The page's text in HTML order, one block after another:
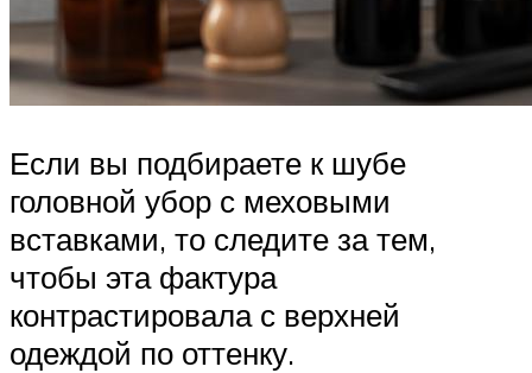
Если вы подбираете к шубе
головной убор с меховыми
вставками, то следите за тем,
чтобы эта фактура
контрастировала с верхней
одеждой по оттенку.